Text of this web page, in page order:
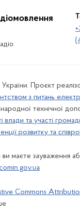
України. Проєкт
з питань
технічної
влади та участі
розвитку та
маєте зауваження
Commons